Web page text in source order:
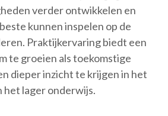
verder ontwikkelen en
kunnen inspelen op de
Praktijkervaring biedt een
te groeien als toekomstige
dieper inzicht te krijgen in het
het lager onderwijs.